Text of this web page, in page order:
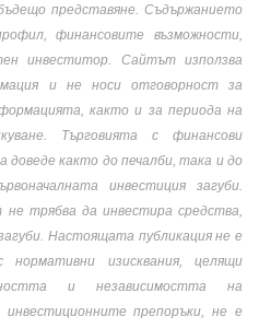
представяне. Съдържанието
финансовите възможности,
инвеститор. Сайтът използва
и не носи отговорност за
както и за периода на
Търговията с финансови
доведе както до печалби, така и до
инвестиция загуби.
трябва да инвестира средства,
Настоящата публикация не е
изисквания, целящи
и независимостта на
инвестиционните препоръки, не е